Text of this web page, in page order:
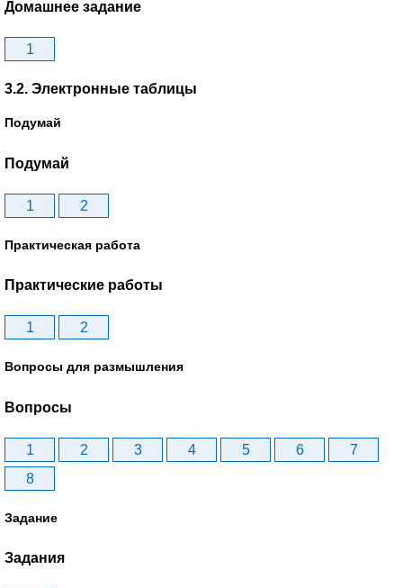
Домашнее задание
1
3.2. Электронные таблицы
Подумай
Подумай
1 2
Практическая работа
Практические работы
1 2
Вопросы для размышления
Вопросы
1 2 3 4 5 6
7
8
Задание
Задания